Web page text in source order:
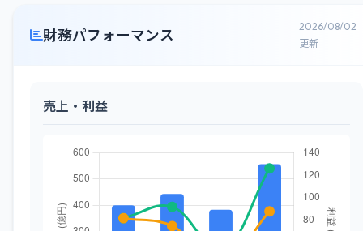
財務パフォーマンス
2026/08/02
更新
売上・利益